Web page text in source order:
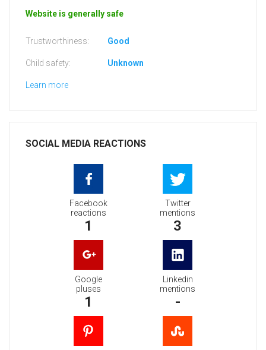
Website is generally safe
Trustworthiness: Good
Child safety: Unknown
Learn more
SOCIAL MEDIA REACTIONS
Facebook
reactions
1
Twitter
mentions
3
Google
pluses
1
Linkedin
mentions
-